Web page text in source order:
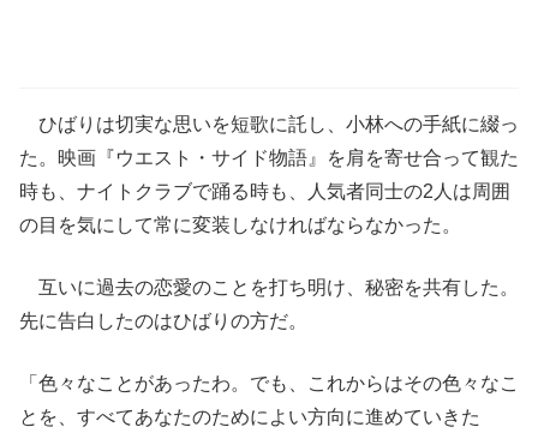
ひばりは切実な思いを短歌に託し、小林への手紙に綴っ
た。映画『ウエスト・サイド物語』を肩を寄せ合って観た
時も、ナイトクラブで踊る時も、人気者同士の2人は周囲
の目を気にして常に変装しなければならなかった。
互いに過去の恋愛のことを打ち明け、秘密を共有した。
先に告白したのはひばりの方だ。
「色々なことがあったわ。でも、これからはその色々なこ
とを、すべてあなたのためによい方向に進めていきた